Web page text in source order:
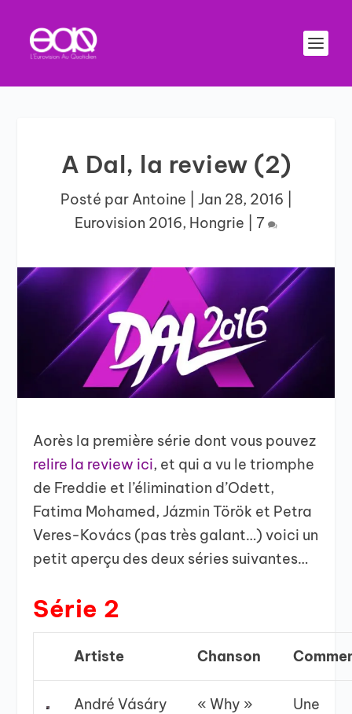
A Dal, la review (2)
Posté par Antoine Jan 28, 2016
Eurovision 2016, Hongrie 7
Aorès la première série dont vous pouvez
relire la review ici, et qui a vu le triomphe
de Freddie et l’élimination d’Odett,
Fatima Mohamed, Jázmin Török et Petra
Veres-Kovács (pas très galant…) voici un
petit aperçu des deux séries suivantes…
Série 2
Artiste Chanson
André Vásáry « Why » Une